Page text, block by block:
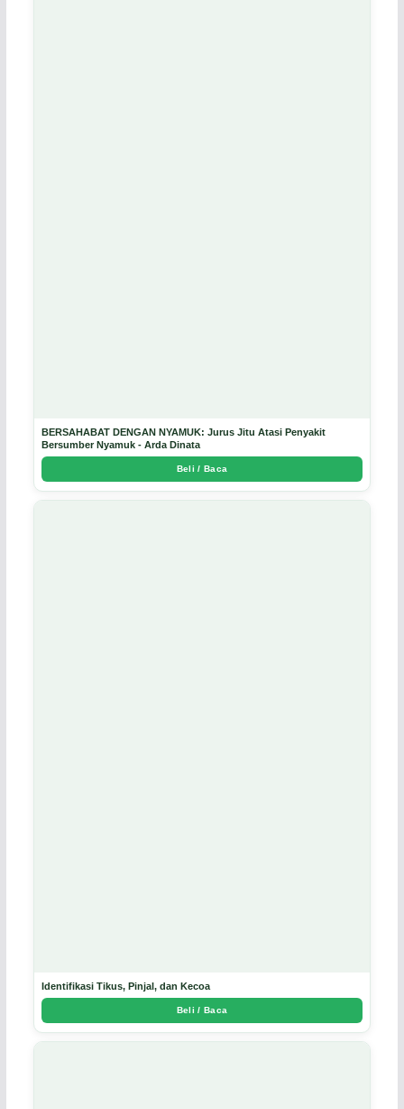
BERSAHABAT DENGAN NYAMUK: Jurus Jitu Atasi Penyakit
Bersumber Nyamuk - Arda Dinata
Beli / Baca
Identifikasi Tikus, Pinjal, dan Kecoa
Beli / Baca